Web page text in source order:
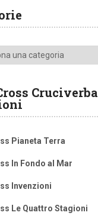
Cruciverba
Pianeta Terra
In Fondo al Mar
Invenzioni
Le Quattro Stagioni